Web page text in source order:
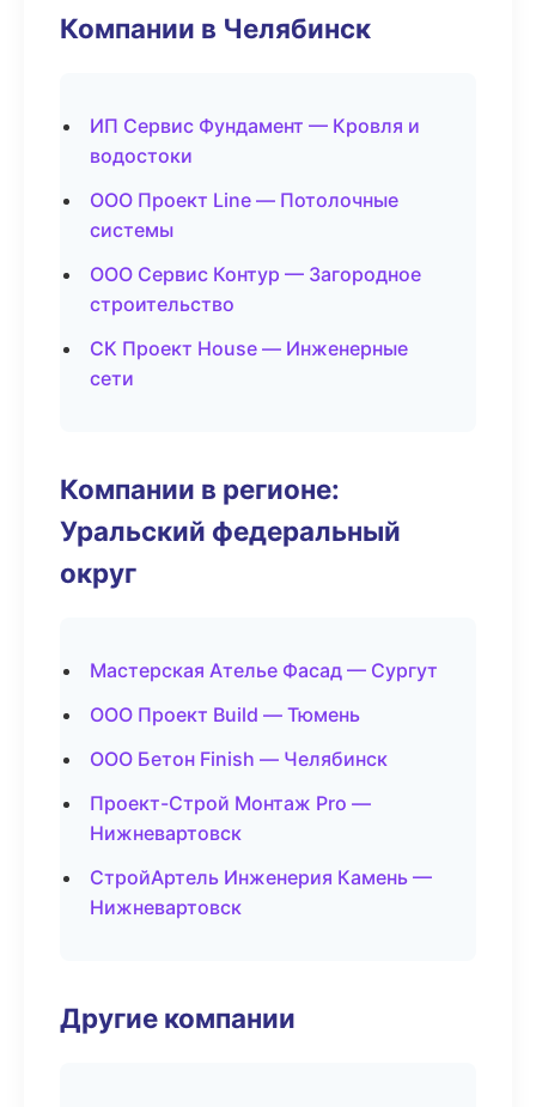
Компании в Челябинск
ИП Сервис Фундамент — Кровля и
водостоки
ООО Проект Line — Потолочные
системы
ООО Сервис Контур — Загородное
строительство
СК Проект House — Инженерные
сети
Компании в регионе:
Уральский федеральный
округ
Мастерская Ателье Фасад — Сургут
ООО Проект Build — Тюмень
ООО Бетон Finish — Челябинск
Проект-Строй Монтаж Pro —
Нижневартовск
СтройАртель Инженерия Камень —
Нижневартовск
Другие компании